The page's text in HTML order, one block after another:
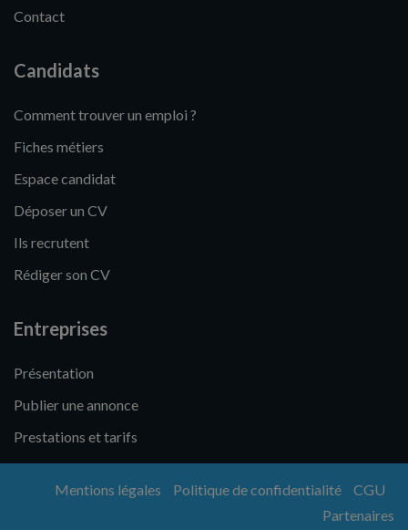
Contact
Candidats
Comment trouver un emploi ?
Fiches métiers
Espace candidat
Déposer un CV
Ils recrutent
Rédiger son CV
Entreprises
Présentation
Publier une annonce
Prestations et tarifs
Mentions légales Politique de confidentialité
CGU
Partenaires